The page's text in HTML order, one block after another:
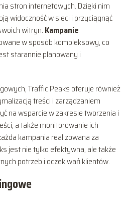
stron internetowych. Dzięki nim
widoczność w sieci i przyciągnąć
witryn. Kampanie
w sposób kompleksowy, co
starannie planowany i
Traffic Peaks oferuje również
treści i zarządzaniem
na wsparcie w zakresie tworzenia i
a także monitorowanie ich
kampania realizowana za
jest nie tylko efektywna, ale także
potrzeb i oczekiwań klientów.